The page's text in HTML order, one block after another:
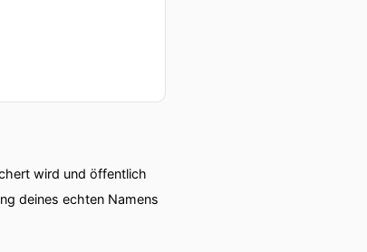
wird und öffentlich
deines echten Namens